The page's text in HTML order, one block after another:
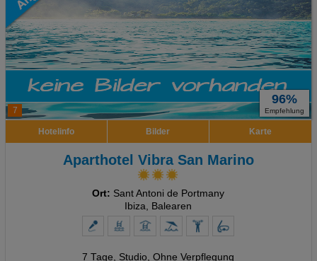
7
96%
Empfehlung
Hotelinfo Bilder Karte
Aparthotel Vibra San Marino
Ort: Sant Antoni de Portmany
Ibiza, Balearen
7 Tage, Studio, Ohne Verpflegung